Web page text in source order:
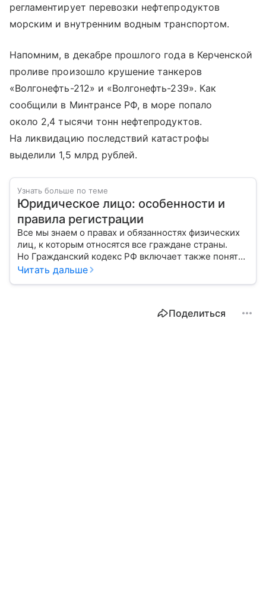
регламентирует перевозки нефтепродуктов
морским и внутренним водным транспортом.
Напомним, в декабре прошлого года в Керченской
проливе произошло крушение танкеров
«Волгонефть-212» и «Волгонефть-239». Как
сообщили в Минтрансе РФ, в море попало
около 2,4 тысячи тонн нефтепродуктов.
На ликвидацию последствий катастрофы
выделили 1,5 млрд рублей.
Узнать больше по теме
Юридическое лицо: особенности и
правила регистрации
Все мы знаем о правах и обязанностях физических
лиц, к которым относятся все граждане страны.
Но Гражданский кодекс РФ включает также понятие
«юридическое лицо». Расскажем о регистрации
Читать дальше
Поделиться